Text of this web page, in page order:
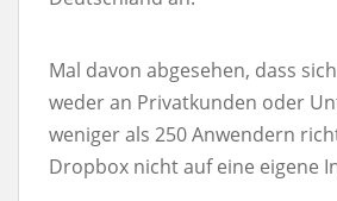
Mal davon abgesehen, dass
weder an Privatkunden oder
weniger als 250 Anwendern
Dropbox nicht auf eine eigene